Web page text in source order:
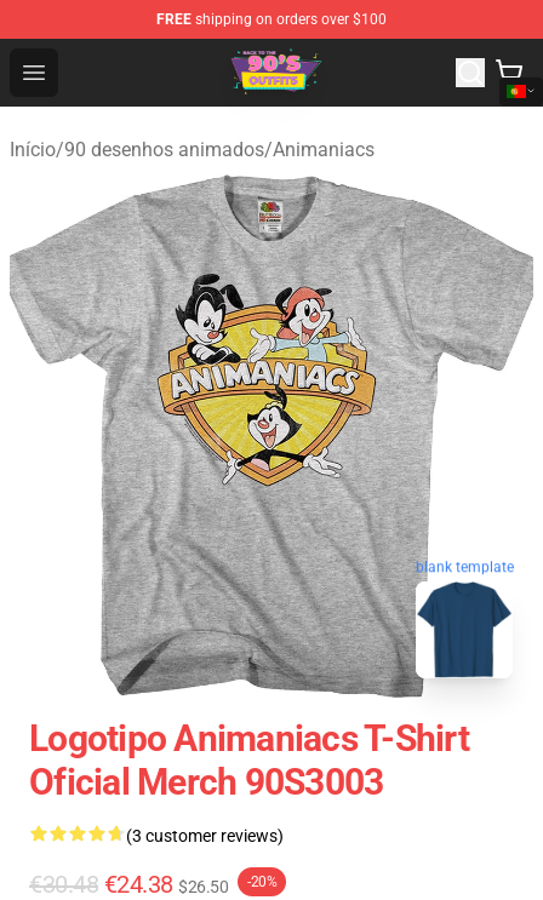
FREE shipping on orders over $100
Open menu
90s Outfits Store - Official 90s Outfits Merchandise Shop
Início/90 desenhos animados/Animaniacs
blank template
Logotipo Animaniacs T-Shirt
Oficial Merch 90S3003
(3 customer reviews)
€30.48 €24.38 $26.50 -20%